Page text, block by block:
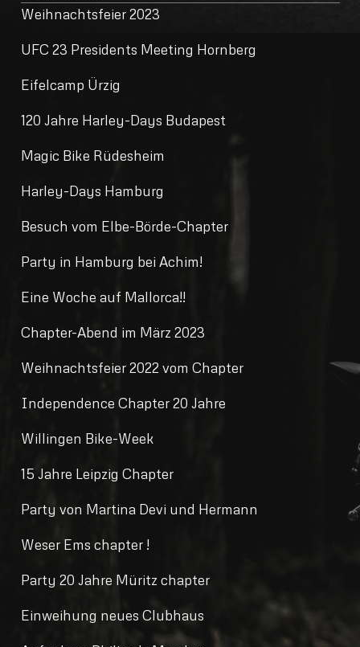
Weihnachtsfeier 2023
UFC 23 Presidents Meeting Hornberg
Eifelcamp Ürzig
120 Jahre Harley-Days Budapest
Magic Bike Rüdesheim
Harley-Days Hamburg
Besuch vom Elbe-Börde-Chapter
Party in Hamburg bei Achim!
Eine Woche auf Mallorca!!
Chapter-Abend im März 2023
Weihnachtsfeier 2022 vom Chapter
Independence Chapter 20 Jahre
Willingen Bike-Week
15 Jahre Leipzig Chapter
Party von Martina Devi und Hermann
Weser Ems chapter !
Party 20 Jahre Müritz chapter
Einweihung neues Clubhaus